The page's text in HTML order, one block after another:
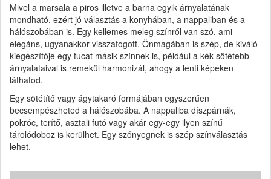
Mivel a marsala a piros illetve a barna egyik árnyalatának
mondható, ezért jó választás a konyhában, a nappaliban és a
hálószobában is. Egy kellemes meleg színről van szó, ami
elegáns, ugyanakkor visszafogott. Önmagában is szép, de kiváló
kiegészítője egy tucat másik színnek is, például a kék sötétebb
árnyalataival is remekül harmonizál, ahogy a lenti képeken
láthatod.
Egy sötétítő vagy ágytakaró formájában egyszerűen
becsempészheted a hálószobába. A nappaliba díszpárnák,
pokróc, terítő, asztali futó vagy akár egy-egy ilyen színű
tárolódoboz is kerülhet. Egy szőnyegnek is szép színválasztás
lehet.